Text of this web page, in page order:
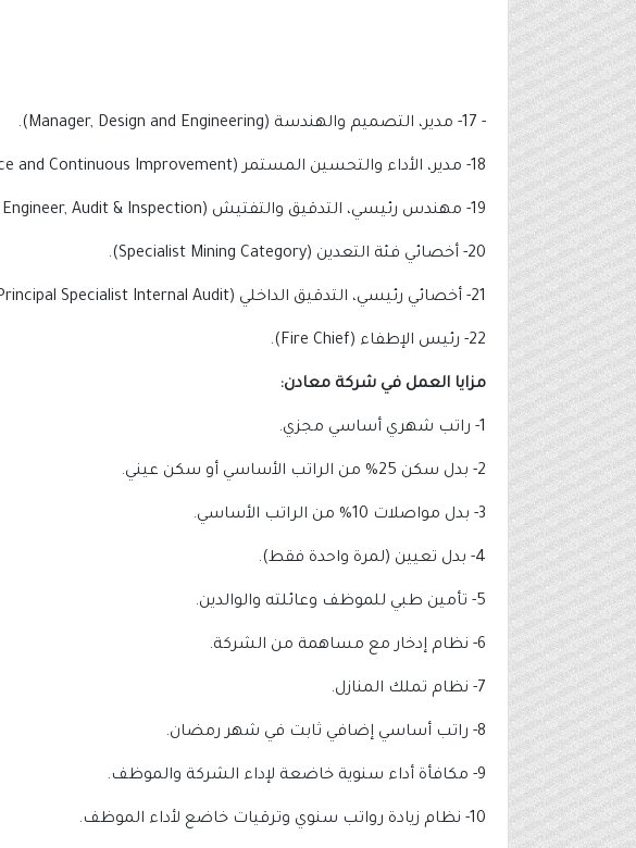
- 17- مدير، التصميم والهندسة (Manager, Design and Engineering).
18- مدير، الأداء والتحسين المستمر (Manager, Performance and Continuous Improvement).
19- مهندس رئيسي، التدقيق والتفتيش (Lead Engineer, Audit & Inspection).
20- أخصائي فئة التعدين (Specialist Mining Category).
21- أخصائي رئيسي، التدقيق الداخلي (Principal Specialist Internal Audit).
22- رئيس الإطفاء (Fire Chief).
مزايا العمل في شركة معادن:
1- راتب شهري أساسي مجزي.
2- بدل سكن 25% من الراتب الأساسي أو سكن عيني.
3- بدل مواصلات 10% من الراتب الأساسي.
4- بدل تعيين (لمرة واحدة فقط).
5- تأمين طبي للموظف وعائلته والوالدين.
6- نظام إدخار مع مساهمة من الشركة.
7- نظام تملك المنازل.
8- راتب أساسي إضافي ثابت في شهر رمضان.
9- مكافأة أداء سنوية خاضعة لإداء الشركة والموظف.
10- نظام زيادة رواتب سنوي وترقيات خاضع لأداء الموظف.